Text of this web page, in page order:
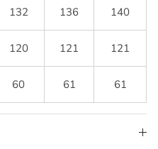
132 136 140
120 121 121
60 61 61